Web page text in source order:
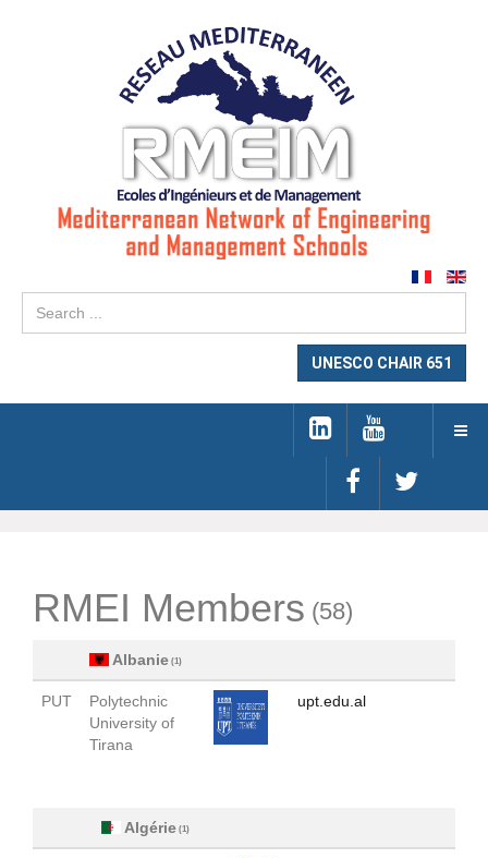
UNESCO CHAIR 651
RMEI Members (58)
Albanie (1)
PUT
Polytechnic
University of
Tirana
upt.edu.al
Algérie (1)